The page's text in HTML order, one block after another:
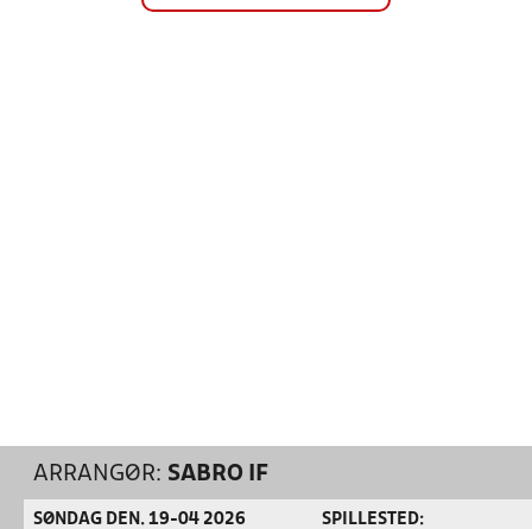
ARRANGØR: SABRO IF
SØNDAG DEN. 19-04 2026 SPILLESTED: